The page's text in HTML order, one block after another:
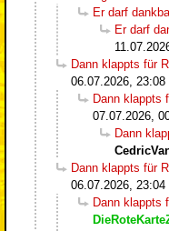
Er darf
Er darf
Dann klappts für
06.07.2026, 23:08
Dann klappts
07.07.2026,
Dann
Dann klappts für
06.07.2026, 23:04
Dann klappts